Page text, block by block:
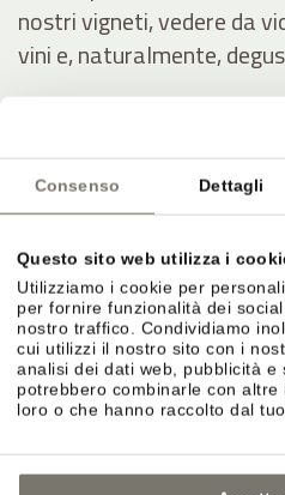
Consenso Dettagli
Questo sito web utilizza i
Utilizziamo i cookie per
per fornire funzionalità dei
nostro traffico. Condividiamo
cui utilizzi il nostro sito con i
analisi dei dati web, pubblicità e
potrebbero combinarle con
loro o che hanno raccolto dal
nostri vigneti, vedere da
vini e, naturalmente,